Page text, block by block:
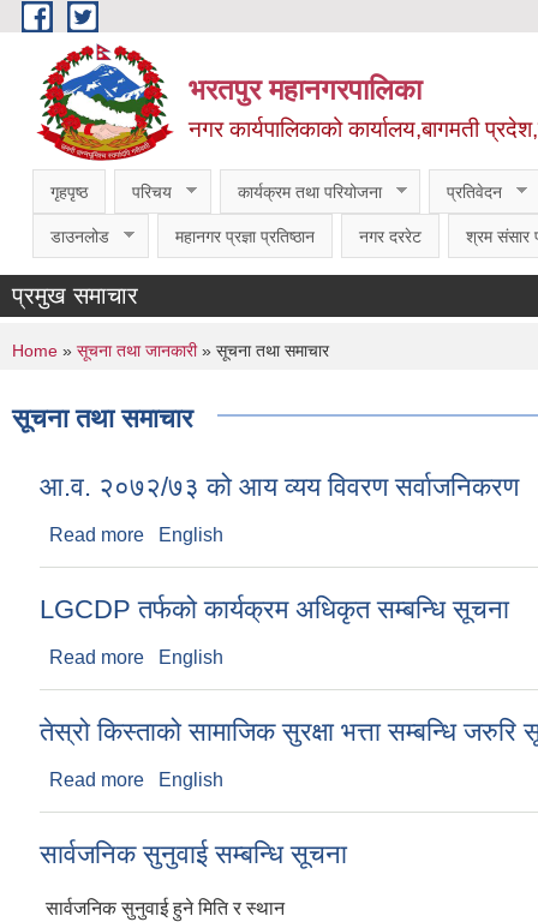
Skip to main content
भरतपुर महानगरपालिका
नगर कार्यपालिकाको कार्यालय,बागमती
गृहपृष्ठ परिचय कार्यक्रम तथा परियोजना प्रतिवेदन
डाउनलोड महानगर प्रज्ञा प्रतिष्ठान नगर दररेट श्रम संसार
प्रमुख समाचार
You are here
Home » सूचना तथा जानकारी» सूचना तथा समाचार
सूचना तथा समाचार
आ.व. २०७२/७३ को आय व्यय विवरण सर्वाजनिकरण
Read more about आ.व. २०७२/७३ को आय व्यय विवरण सर्वाजनिकरण
English
LGCDP तर्फको कार्यक्रम अधिकृत सम्बन्धि सूचना
Read more about LGCDP तर्फको कार्यक्रम अधिकृत सम्बन्धि सूचना
English
तेस्रो किस्ताको सामाजिक सुरक्षा भत्ता सम्बन्धि जरुरि
Read more about तेस्रो किस्ताको सामाजिक सुरक्षा भत्ता सम्बन्धि
English
सार्वजनिक सुनुवाई सम्बन्धि सूचना
सार्वजनिक सुनुवाई हुने मिति र स्थान